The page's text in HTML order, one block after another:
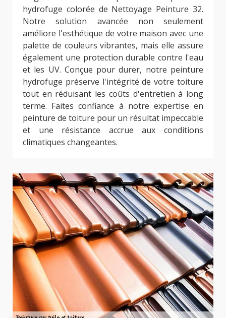
hydrofuge colorée de Nettoyage Peinture 32.
Notre solution avancée non seulement
améliore l'esthétique de votre maison avec une
palette de couleurs vibrantes, mais elle assure
également une protection durable contre l'eau
et les UV. Conçue pour durer, notre peinture
hydrofuge préserve l'intégrité de votre toiture
tout en réduisant les coûts d'entretien à long
terme. Faites confiance à notre expertise en
peinture de toiture pour un résultat impeccable
et une résistance accrue aux conditions
climatiques changeantes.